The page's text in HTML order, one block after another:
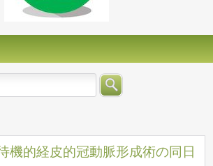
機的経皮的冠動脈形成術の同日